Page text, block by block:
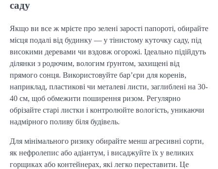
саду
Якщо ви все ж мрієте про зелені зарості папороті, обирайте
місця подалі від будинку — у тінистому куточку саду, під
високими деревами чи вздовж огорожі. Ідеально підійдуть
ділянки з родючим, вологим ґрунтом, захищені від
прямого сонця. Використовуйте бар’єри для коренів,
наприклад, пластикові чи металеві листи, заглиблені на 30-
40 см, щоб обмежити поширення ризом. Регулярно
обрізайте старі листки і контролюйте вологість, уникаючи
надмірного поливу біля будівель.
Для мінімального ризику обирайте менш агресивні сорти,
як нефролепис або адіантум, і висаджуйте їх у великих
горщиках або контейнерах, які легко переставити. Це